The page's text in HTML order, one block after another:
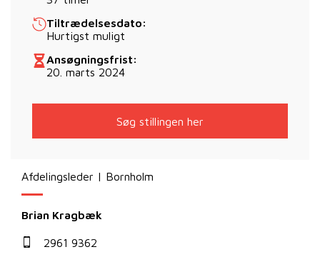
Tiltrædelsesdato:
Hurtigst muligt
Ansøgningsfrist:
20. marts 2024
Søg stillingen her
Afdelingsleder | Bornholm
Brian Kragbæk
2961 9362